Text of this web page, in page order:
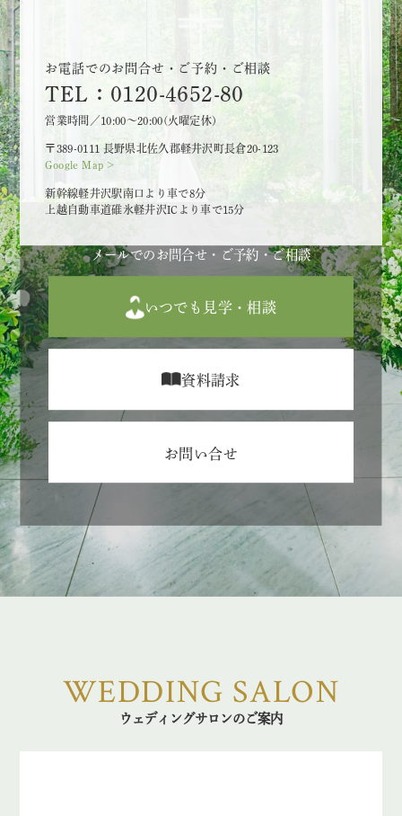
お電話でのお問合せ・ご予約・ご相談
TEL：0120-4652-80
営業時間／10:00～20:00(火曜定休)
〒389-0111 長野県北佐久郡軽井沢町長倉20-123
Google Map >
新幹線軽井沢駅南口より車で8分
上越自動車道碓氷軽井沢ICより車で15分
メールでのお問合せ・ご予約・ご相談
いつでも見学・相談
資料請求
お問い合せ
WEDDING SALON
ウェディングサロンのご案内